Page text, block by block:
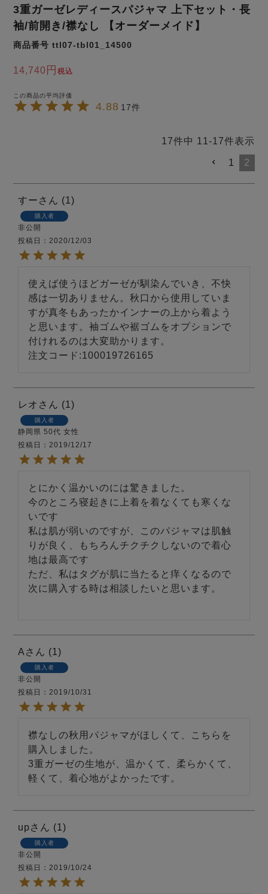
売れ筋ランキング
- Item Ranking -
すべての季節のパジャマ一覧はこちら
き
き
り
ガールズ
単品
ン単品
売れ筋ランキング
すべてのデザインのパジャマ一覧はこちら
3重ガーゼレディースパジャマ 上下セット・長
袖/前開き/襟なし 【オーダーメイド】
商品番号 ttl07-tbl01_14500
14,740 税込
4.88 17
17件中 11 -17件表示
1 2
すー 1
購入者
非公開
投稿日
2020/12/03
使えば使うほどガーゼが馴染んでいき、不快
感は一切ありません。秋口から使用していま
すが真冬もあったかインナーの上から着よう
と思います。袖ゴムや裾ゴムをオプションで
付けれるのは大変助かります。
注文コード:100019726165
レオ 1
購入者
静岡県 50代 女性
投稿日
2019/12/17
とにかく温かいのには驚きました。
今のところ寝起きに上着を着なくても寒くな
いです
私は肌が弱いのですが、このパジャマは肌触
りが良く、もちろんチクチクしないので着心
地は最高です
ただ、私はタグが肌に当たると痒くなるので
次に購入する時は相談したいと思います。
A 1
購入者
非公開
投稿日
2019/10/31
襟なしの秋用パジャマがほしくて、こちらを
購入しました。
3重ガーゼの生地が、温かくて、柔らかくて、
軽くて、着心地がよかったです。
up 1
購入者
非公開
投稿日
2019/10/24